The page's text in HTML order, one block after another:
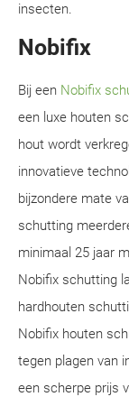
insecten.
Nobifix
Bij een Nobifix
een luxe houten
hout wordt
innovatieve
bijzondere mate
schutting
minimaal 25 jaar
Nobifix schutting
hardhouten
Nobifix houten
tegen plagen van
een scherpe prijs